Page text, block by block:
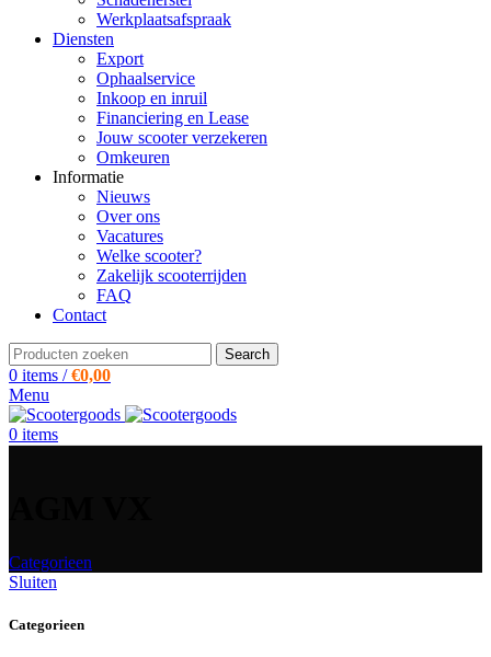
Werkplaatsafspraak
Diensten
Export
Ophaalservice
Inkoop en inruil
Financiering en Lease
Jouw scooter verzekeren
Omkeuren
Informatie
Nieuws
Over ons
Vacatures
Welke scooter?
Zakelijk scooterrijden
FAQ
Contact
Search
0 items / €0,00
Menu
0 items
Categorieen
Sluiten
Categorieen